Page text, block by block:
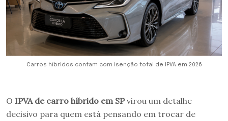
Carros híbridos contam com isenção total de IPVA em 2026
O IPVA de carro híbrido em SPvirou um detalhe
decisivo para quem está pensando em trocar de